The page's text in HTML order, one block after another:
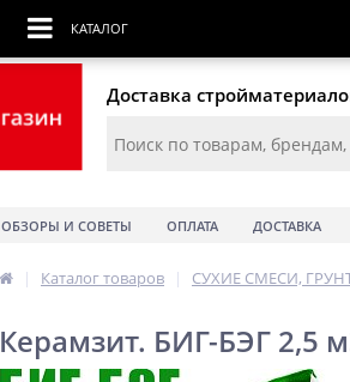
Доставка
ОБЗОРЫ И СОВЕТЫ ОПЛАТА ДОСТАВКА
| Каталог товаров | СУХИЕ СМЕСИ,
Керамзит. БИГ-БЭГ 2,5
КАТАЛОГ